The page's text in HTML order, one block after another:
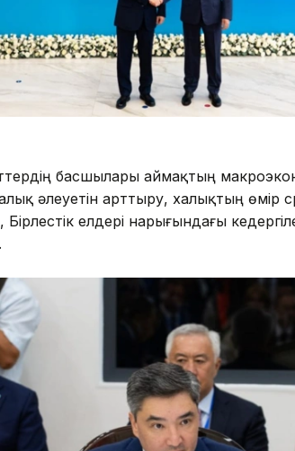
басшылары аймақтың
әлеуетін арттыру, халықтың өмір
елдері нарығындағы